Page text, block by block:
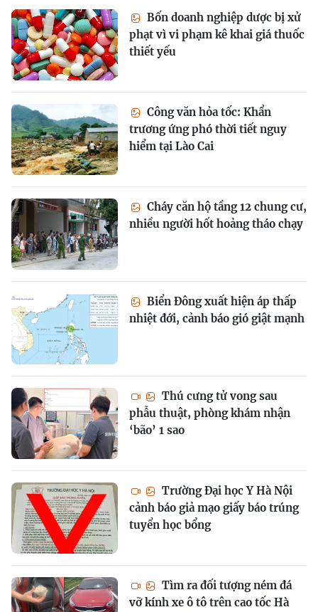
Bốn doanh nghiệp dược bị xử
phạt vì vi phạm kê khai giá thuốc
thiết yếu
Công văn hỏa tốc: Khẩn
trương ứng phó thời tiết nguy
hiểm tại Lào Cai
Cháy căn hộ tầng 12 chung cư,
nhiều người hốt hoảng tháo chạy
Biển Đông xuất hiện áp thấp
nhiệt đới, cảnh báo gió giật mạnh
Thú cưng tử vong sau
phẫu thuật, phòng khám nhận
‘bão’ 1 sao
Trường Đại học Y Hà Nội
cảnh báo giả mạo giấy báo trúng
tuyển học bổng
Tìm ra đối tượng ném đá
vỡ kính xe ô tô trên cao tốc Hà